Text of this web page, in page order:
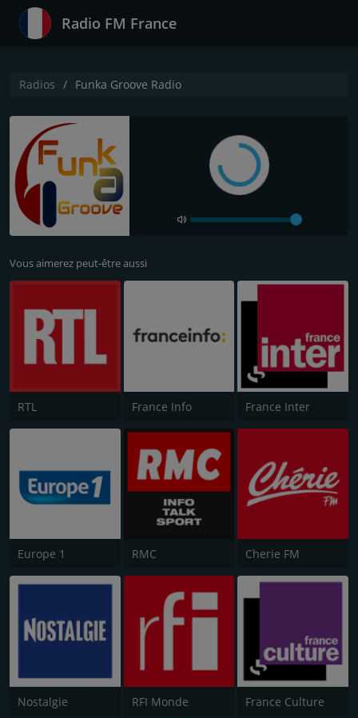
Radio FM France
Radios Funka Groove Radio
Vous aimerez peut-être aussi
RTL France Info France Inter
Europe 1 RMC Cherie FM
Nostalgie RFI Monde France Culture